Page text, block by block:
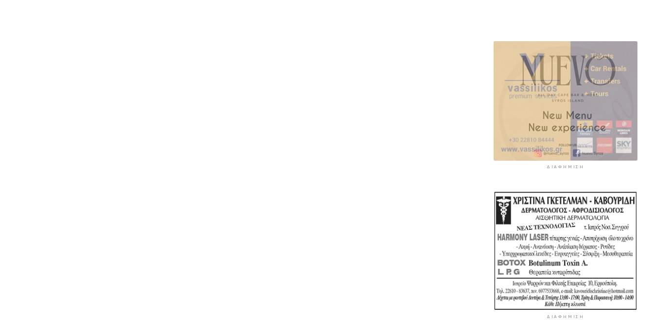
ΔΙΑΦΉΜΙΣΗ
ΔΙΑΦΉΜΙΣΗ